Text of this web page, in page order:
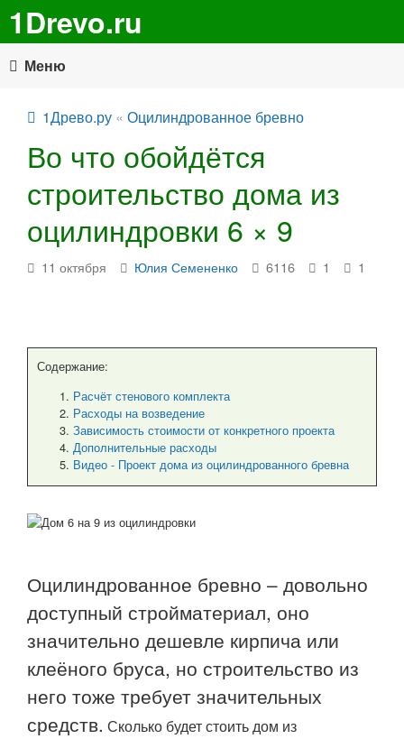
1Drevo.ru
Меню
1Древо.ру « Оцилиндрованное бревно
Во что обойдётся
строительство дома из
оцилиндровки 6 × 9
11 октября Юлия Семененко 6116 1 1
Содержание:
Расчёт стенового комплекта
Расходы на возведение
Зависимость стоимости от конкретного проекта
Дополнительные расходы
Видео - Проект дома из оцилиндрованного бревна
Оцилиндрованное бревно – довольно
доступный стройматериал, оно
значительно дешевле кирпича или
клеёного бруса, но строительство из
него тоже требует значительных
средств. Сколько будет стоить дом из